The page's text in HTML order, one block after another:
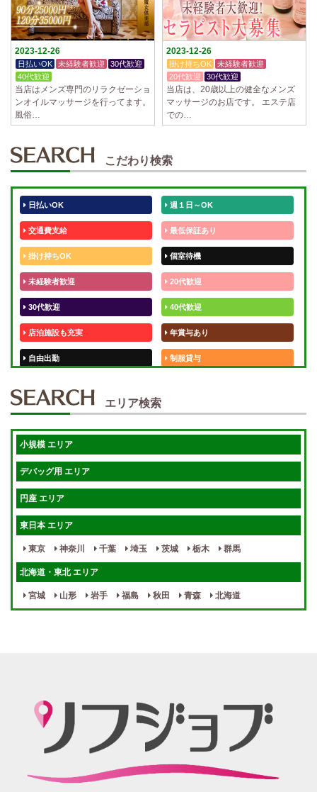
2023-12-26
日払いOK 未経験者歓迎
30代歓迎
40代歓迎
当店はメンズ専門のリラクゼーショ
ンオイルマッサージを行ってます。
風俗…
2023-12-26
掛け持ちOK
未経験者歓迎
20代歓迎
30代歓迎
当店は、20歳以上の健全なメンズ
マッサージのお店です。 エステ店
での…
こだわり検索
日払いOK 週１日～OK
交通費支給 最低保証あり
掛け持ちOK 個室待機
未経験者歓迎 20代歓迎
30代歓迎 40代歓迎
店泊施設も充実 年賞与あり
自由出勤 制服貸与
短期OK 入店祝金あり
週1～OK 健全店で安心！
指名料100％バック！ 寮完備
女性スタッフがいる！ 終電後店泊OK
週1日～OK ぽっちゃりさん歓迎
指名バック率高め 週1・月1～OK
初心者歓迎
エリア検索
小規模 エリア
デバッグ用 エリア
円座 エリア
東日本 エリア
東京 神奈川 千葉 埼玉 茨城 栃木 群馬
北海道・東北 エリア
宮城 山形 岩手 福島 秋田 青森 北海道
大阪 兵庫 滋賀 和歌山
九州・沖縄 エリア
大分 福岡 佐賀 宮崎 熊本 鹿児島
中四国 エリア